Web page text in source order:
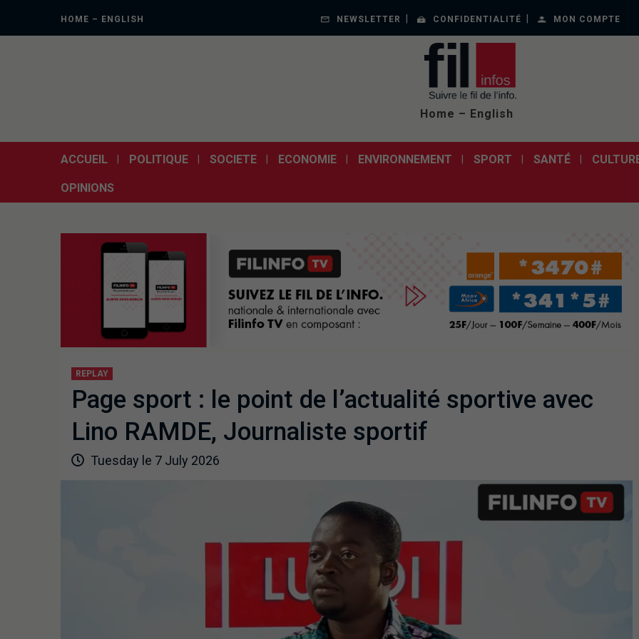
HOME – ENGLISH NEWSLETTER CONFIDENTIALITÉ MON COMPTE
Home – English
ACCUEIL POLITIQUE SOCIETE ECONOMIE ENVIRONNEMENT SPORT SANTÉ
OPINIONS
REPLAY
Page sport : le point de l’actualité sportive avec
Lino RAMDE, Journaliste sportif
Tuesday le 7 July 2026